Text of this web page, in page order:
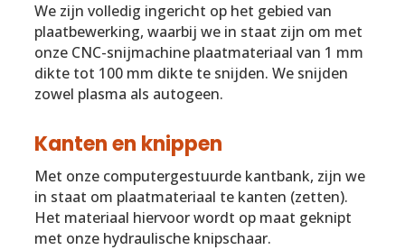
We zijn volledig ingericht op het gebied van
plaatbewerking, waarbij we in staat zijn om met
onze CNC-snijmachine plaatmateriaal van 1 mm
dikte tot 100 mm dikte te snijden. We snijden
zowel plasma als autogeen.
Kanten en knippen
Met onze computergestuurde kantbank, zijn we
in staat om plaatmateriaal te kanten (zetten).
Het materiaal hiervoor wordt op maat geknipt
met onze hydraulische knipschaar.